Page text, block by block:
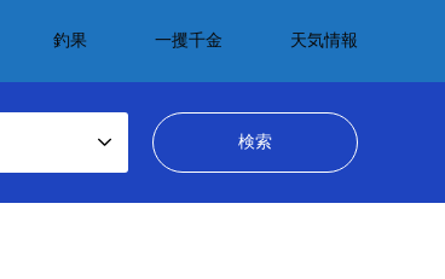
釣果 一攫千金 天気情報